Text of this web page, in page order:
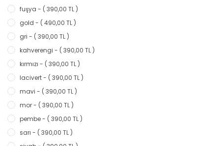
fuşya - ( 390,00 TL )
gold - ( 490,00 TL )
gri - ( 390,00 TL )
kahverengi - ( 390,00 TL )
kırmızı - ( 390,00 TL )
lacivert - ( 390,00 TL )
mavi - ( 390,00 TL )
mor - ( 390,00 TL )
pembe - ( 390,00 TL )
sarı - ( 390,00 TL )